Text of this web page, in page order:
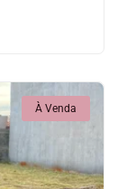
À Venda